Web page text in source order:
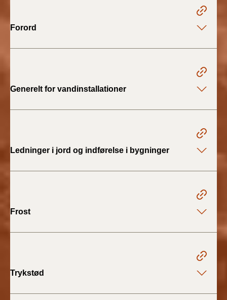
BR18 (1/1 - 30/6
2021)
2020)
BR18 (10/3-30/6
BR18 (4/7-31/12
BR18 (1/1-4/7 2019)
BR18 (1/7-31/12
Forord
Generelt for vandinstallationer
Ledninger i jord og indførelse i bygninger
Frost
Trykstød